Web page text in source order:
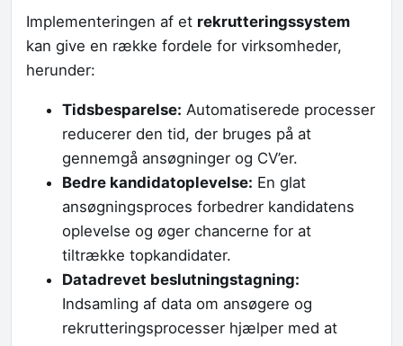
Implementeringen af et rekrutteringssystem
kan give en række fordele for virksomheder,
herunder:
Tidsbesparelse: Automatiserede processer
reducerer den tid, der bruges på at
gennemgå ansøgninger og CV’er.
Bedre kandidatoplevelse: En glat
ansøgningsproces forbedrer kandidatens
oplevelse og øger chancerne for at
tiltrække topkandidater.
Datadrevet beslutningstagning:
Indsamling af data om ansøgere og
rekrutteringsprocesser hjælper med at